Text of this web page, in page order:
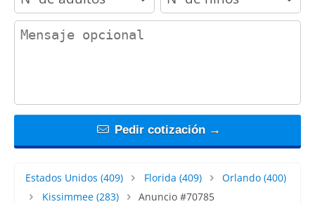
contact_message
Pedir cotización →
Estados Unidos (409) Florida (409) Orlando (400)
Kissimmee(283) Anuncio #70785